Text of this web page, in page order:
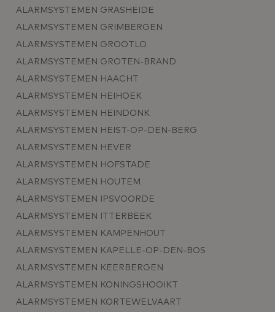
ALARMSYSTEMEN GRASHEIDE
ALARMSYSTEMEN GRIMBERGEN
ALARMSYSTEMEN GROOTLO
ALARMSYSTEMEN GROTEN-BRAND
ALARMSYSTEMEN HAACHT
ALARMSYSTEMEN HEIHOEK
ALARMSYSTEMEN HEINDONK
ALARMSYSTEMEN HEIST-OP-DEN-BERG
ALARMSYSTEMEN HEVER
ALARMSYSTEMEN HOFSTADE
ALARMSYSTEMEN HOUTEM
ALARMSYSTEMEN IPSVOORDE
ALARMSYSTEMEN ITTERBEEK
ALARMSYSTEMEN KAMPENHOUT
ALARMSYSTEMEN KAPELLE-OP-DEN-BOS
ALARMSYSTEMEN KEERBERGEN
ALARMSYSTEMEN KONINGSHOOIKT
ALARMSYSTEMEN KORTEWELVAART